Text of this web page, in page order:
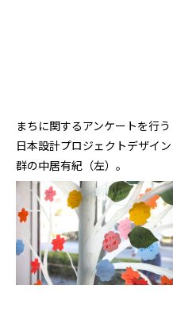
まちに関するアンケートを行う
日本設計プロジェクトデザイン
群の中居有紀（左）。